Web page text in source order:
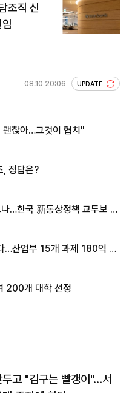
조직 신
08.10 20:06 UPDATE
찮아…그것이 협치"
, 정답은?
…한국 新통상정책 교두보 활
…산업부 15개 과제 180억 지
200개 대학 선정
두고 "김구는 빨갱이"…서